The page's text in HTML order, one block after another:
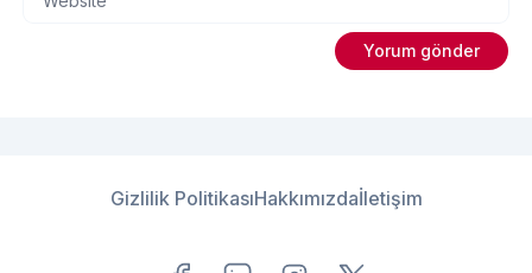
Gizlilik PolitikasıHakkımızdaİletişim